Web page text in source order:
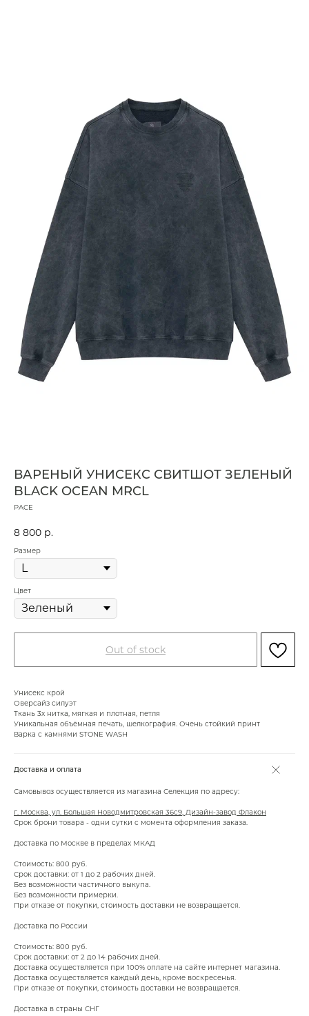
ВАРЕНЫЙ УНИСЕКС СВИТШОТ ЗЕЛЕНЫЙ
BLACK OCEAN MRCL
PACE
8 800 р.
Размер
Цвет
Out of stock
Унисекс крой
Оверсайз силуэт
Ткань 3х нитка, мягкая и плотная, петля
Уникальная объёмная печать, шелкография. Очень стойкий принт
Варка с камнями STONE WASH
Доставка и оплата
Самовывоз осуществляется из магазина Селекция по адресу:
г. Москва, ул. Большая Новодмитровская 36с9, Дизайн-завод Флакон
Срок брони товара - одни сутки с момента оформления заказа.
Доставка по Москве в пределах МКАД
Стоимость: 800 руб.
Срок доставки: от 1 до 2 рабочих дней.
Без возможности частичного выкупа.
Без возможности примерки.
При отказе от покупки, стоимость доставки не возвращается.
Доставка по России
Стоимость: 800 руб.
Срок доставки: от 2 до 14 рабочих дней.
Доставка осуществляется при 100% оплате на сайте интернет магазина.
Доставка осуществляется каждый день, кроме воскресенья.
При отказе от покупки, стоимость доставки не возвращается.
Доставка в страны СНГ